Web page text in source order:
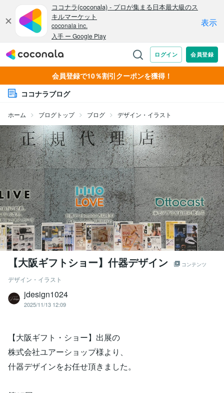
会員登録で10％割引クーポンを獲得！
ココナラブログ
ホーム ブログトップ ブログ デザイン・イラスト
【大阪ギフトショー】什器デザイン コンテンツ
デザイン・イラスト
jdesign1024
2025/11/13 12:09
【大阪ギフト・ショー】出展の
株式会社ユアーショップ様より、
什器デザインをお任せ頂きました。